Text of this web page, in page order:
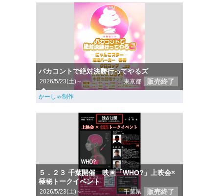
バカコントで絶対決勝行ってやるズ
2026/5/23(土)～ 東京都 販売終了
かーしゃ制作
５．２３ 千葉開催 映画「WHO?」上映会×
極秘トークイベント
2026/5/23(土)～ 千葉県 販売終了